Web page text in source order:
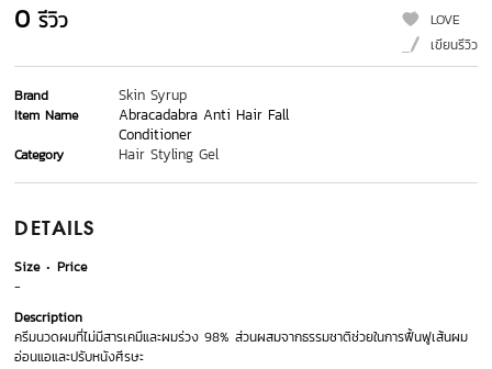
0 รีวิว
LOVE
เขียนรีวิว
Brand Skin Syrup
Item Name
Abracadabra Anti Hair Fall
Conditioner
Category Hair Styling Gel
DETAILS
Size
Price
-
Description
ครีมนวดผมที่ไม่มีสารเคมีและผมร่วง 98% ส่วนผสมจากธรรมชาติช่วยในการฟื้นฟูเส้นผม
อ่อนแอและปรับหนังศีรษะ